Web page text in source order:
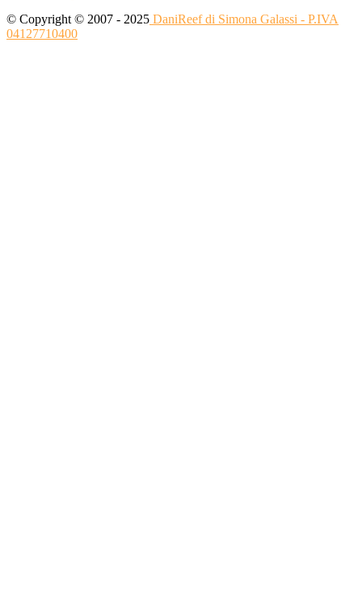
© Copyright © 2007 - 2025 DaniReef di Simona Galassi - P.IVA
04127710400